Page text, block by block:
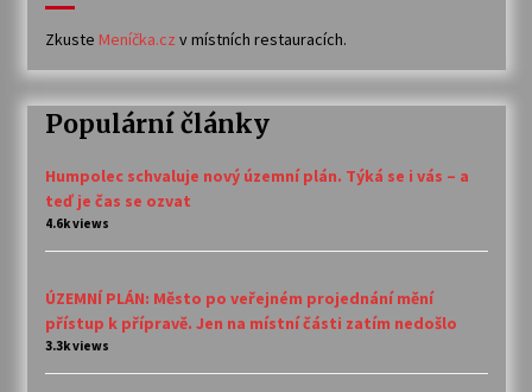
Zkuste Meníčka.cz v místních restauracích.
Populární články
Humpolec schvaluje nový územní plán. Týká se i vás – a
teď je čas se ozvat
4.6k views
ÚZEMNÍ PLÁN: Město po veřejném projednání mění
přístup k přípravě. Jen na místní části zatím nedošlo
3.3k views